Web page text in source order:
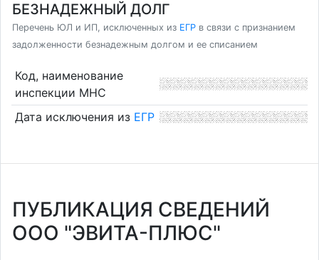
БЕЗНАДЕЖНЫЙ ДОЛГ
Перечень ЮЛ и ИП, исключенных из ЕГР в связи с признанием
задолженности безнадежным долгом и ее списанием
Код, наименование
инспекции МНС
Дата исключения из ЕГР
ПУБЛИКАЦИЯ СВЕДЕНИЙ
ООО "ЭВИТА-ПЛЮС"